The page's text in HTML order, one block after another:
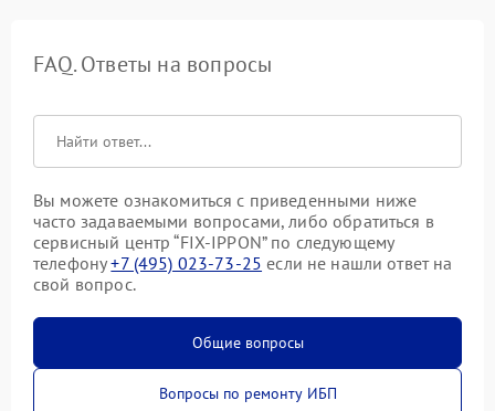
FAQ. Ответы на вопросы
Вы можете ознакомиться с приведенными ниже
часто задаваемыми вопросами, либо обратиться в
сервисный центр “FIX-IPPON” по следующему
телефону+7 (495) 023-73-25 если не нашли ответ на
свой вопрос.
Общие вопросы
Вопросы по ремонту ИБП